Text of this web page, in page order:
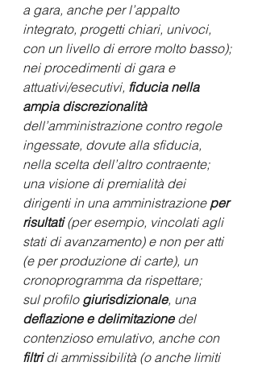
a gara, anche per l’appalto
integrato, progetti chiari, univoci,
con un livello di errore molto basso);
nei procedimenti di gara e
attuativi/esecutivi, fiducia nella
ampia discrezionalità
dell’amministrazione contro regole
ingessate, dovute alla sfiducia,
nella scelta dell’altro contraente;
una visione di premialità dei
dirigenti in una amministrazione per
risultati (per esempio, vincolati agli
stati di avanzamento) e non per atti
(e per produzione di carte), un
cronoprogramma da rispettare;
sul profilo giurisdizionale, una
deflazione e delimitazione del
contenzioso emulativo, anche con
filtri di ammissibilità (o anche limiti